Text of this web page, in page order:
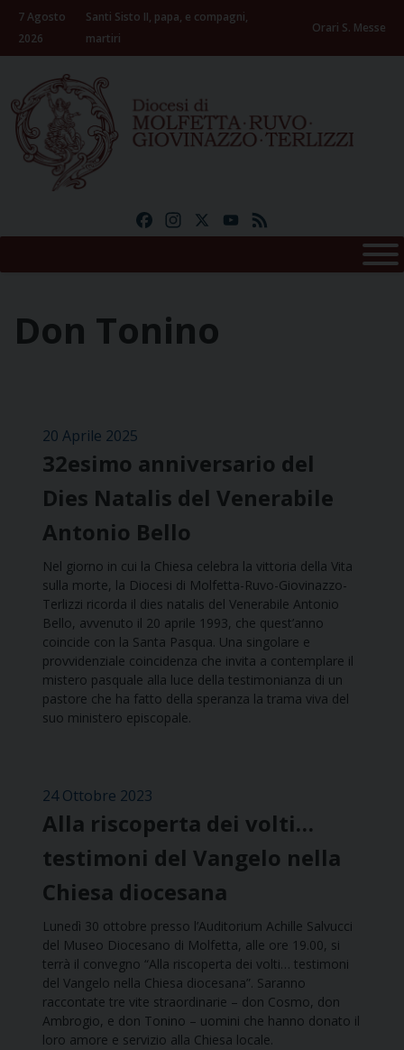
Skip
content
7 Agosto
2026
Santi Sisto II, papa, e compagni,
martiri
Orari S. Messe
FacebookInstagramYouTube
Don Tonino
20 Aprile 2025
32esimo anniversario del
Dies Natalis del Venerabile
Antonio Bello
Nel giorno in cui la Chiesa celebra la vittoria della Vita
sulla morte, la Diocesi di Molfetta-Ruvo-Giovinazzo-
Terlizzi ricorda il dies natalis del Venerabile Antonio
Bello, avvenuto il 20 aprile 1993, che quest’anno
coincide con la Santa Pasqua. Una singolare e
provvidenziale coincidenza che invita a contemplare il
mistero pasquale alla luce della testimonianza di un
pastore che ha fatto della speranza la trama viva del
suo ministero episcopale.
24 Ottobre 2023
Alla riscoperta dei volti…
testimoni del Vangelo nella
Chiesa diocesana
Lunedì 30 ottobre presso l’Auditorium Achille Salvucci
del Museo Diocesano di Molfetta, alle ore 19.00, si
terrà il convegno “Alla riscoperta dei volti… testimoni
del Vangelo nella Chiesa diocesana”. Saranno
raccontate tre vite straordinarie – don Cosmo, don
Ambrogio, e don Tonino – uomini che hanno donato il
loro amore e servizio alla Chiesa locale.